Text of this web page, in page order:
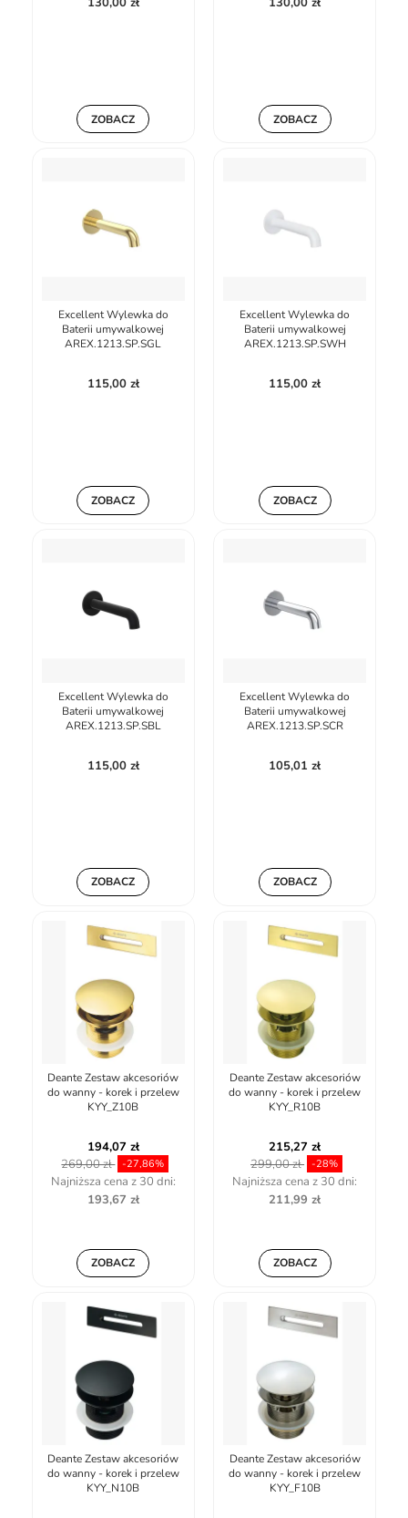
ZOBACZ ZOBACZ
Excellent Wylewka do
Baterii umywalkowej
AREX.1213.SP.SGL
115,00 zł
ZOBACZ
Excellent Wylewka do
Baterii umywalkowej
AREX.1213.SP.SWH
115,00 zł
ZOBACZ
Excellent Wylewka do
Baterii umywalkowej
AREX.1213.SP.SBL
115,00 zł
ZOBACZ
Excellent Wylewka do
Baterii umywalkowej
AREX.1213.SP.SCR
105,01 zł
ZOBACZ
Deante Zestaw akcesoriów
do wanny - korek i przelew
KYY_Z10B
194,07 zł
269,00 zł -27,86%
Najniższa cena z 30 dni:
193,67 zł
ZOBACZ
Deante Zestaw akcesoriów
do wanny - korek i przelew
KYY_R10B
215,27 zł
299,00 zł -28%
Najniższa cena z 30 dni:
211,99 zł
ZOBACZ
Deante Zestaw akcesoriów
do wanny - korek i przelew
KYY_N10B
Deante Zestaw akcesoriów
do wanny - korek i przelew
KYY_F10B